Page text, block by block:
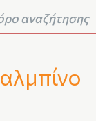
αλμπίνο